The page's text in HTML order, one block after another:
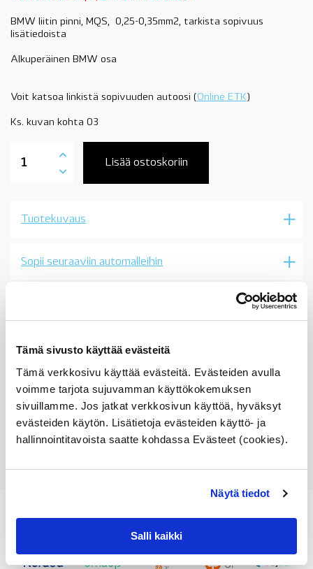
Tämä sivusto käyttää evästeitä
Tämä verkkosivu käyttää evästeitä. Evästeiden avulla
voimme tarjota sujuvamman käyttökokemuksen
sivuillamme. Jos jatkat verkkosivun käyttöä, hyväksyt
evästeiden käytön. Lisätietoja evästeiden käyttö- ja
hallinnointitavoista saatte kohdassa Evästeet (cookies).
Näytä tiedot
Salli kaikki
BMW liitin pinni, MQS, 0,25-0,35mm2, tarkista sopivuus
lisätiedoista
Alkuperäinen BMW osa
Voit katsoa linkistä sopivuuden autoosi ( Online ETK )
Ks. kuvan kohta 03
BMW
0,35mm2,
lisätiedoista,
Lisää ostoskoriin
Tuotekuvaus
Sopii seuraaviin automalleihin
6113 1 392 234
61 13 1 392 234